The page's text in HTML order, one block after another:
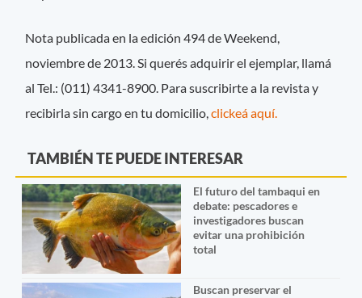
Nota publicada en la edición 494 de Weekend,
noviembre de 2013. Si querés adquirir el ejemplar, llamá
al Tel.: (011) 4341-8900. Para suscribirte a la revista y
recibirla sin cargo en tu domicilio,clickeá aquí.
TAMBIÉN TE PUEDE INTERESAR
El futuro del tambaqui en
debate: pescadores e
investigadores buscan
evitar una prohibición
total
Buscan preservar el